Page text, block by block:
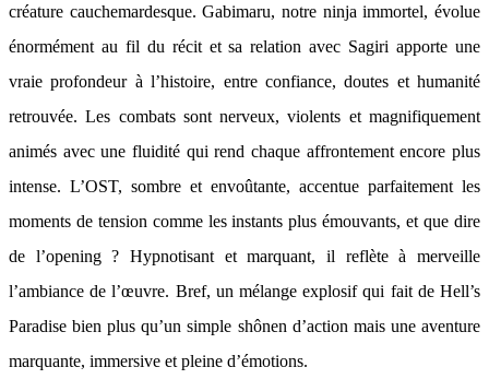
créature cauchemardesque. Gabimaru, notre ninja immortel, évolue
énormément au fil du récit et sa relation avec Sagiri apporte une
vraie profondeur à l’histoire, entre confiance, doutes et humanité
retrouvée. Les combats sont nerveux, violents et magnifiquement
animés avec une fluidité qui rend chaque affrontement encore plus
intense. L’OST, sombre et envoûtante, accentue parfaitement les
moments de tension comme les instants plus émouvants, et que dire
de l’opening ? Hypnotisant et marquant, il reflète à merveille
l’ambiance de l’œuvre. Bref, un mélange explosif qui fait de Hell’s
Paradise bien plus qu’un simple shônen d’action mais une aventure
marquante, immersive et pleine d’émotions.